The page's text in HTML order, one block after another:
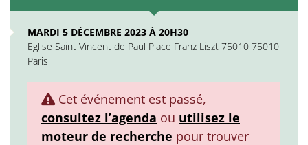
MARDI 5 DÉCEMBRE 2023 À 20H30
Eglise Saint Vincent de Paul Place Franz Liszt 75010 75010
Paris
Cet événement est passé,
consultez l’agenda ou utilisez le
moteur de recherche pour trouver